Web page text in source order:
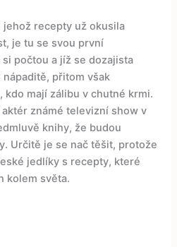
jehož recepty už okusila
je tu se svou první
počtou a jíž se dozajista
přitom však
kdo mají zálibu v chutné krmi.
známé televizní show v
knihy, že budou
Určitě je se nač těšit, protože
jedlíky s recepty, které
kolem světa.